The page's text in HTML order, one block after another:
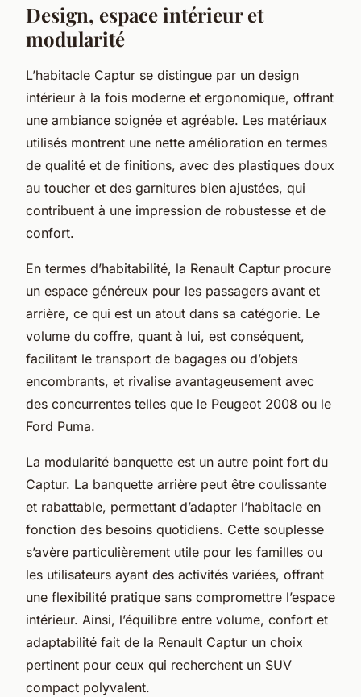
Design, espace intérieur et
modularité
L’habitacle Captur se distingue par un design
intérieur à la fois moderne et ergonomique, offrant
une ambiance soignée et agréable. Les matériaux
utilisés montrent une nette amélioration en termes
de qualité et de finitions, avec des plastiques doux
au toucher et des garnitures bien ajustées, qui
contribuent à une impression de robustesse et de
confort.
En termes d’habitabilité, la Renault Captur procure
un espace généreux pour les passagers avant et
arrière, ce qui est un atout dans sa catégorie. Le
volume du coffre, quant à lui, est conséquent,
facilitant le transport de bagages ou d’objets
encombrants, et rivalise avantageusement avec
des concurrentes telles que le Peugeot 2008 ou le
Ford Puma.
La modularité banquette est un autre point fort du
Captur. La banquette arrière peut être coulissante
et rabattable, permettant d’adapter l’habitacle en
fonction des besoins quotidiens. Cette souplesse
s’avère particulièrement utile pour les familles ou
les utilisateurs ayant des activités variées, offrant
une flexibilité pratique sans compromettre l’espace
intérieur. Ainsi, l’équilibre entre volume, confort et
adaptabilité fait de la Renault Captur un choix
pertinent pour ceux qui recherchent un SUV
compact polyvalent.